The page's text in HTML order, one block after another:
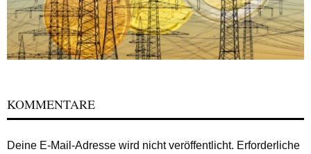
KOMMENTARE
Deine E-Mail-Adresse wird nicht veröffentlicht. Erforderliche